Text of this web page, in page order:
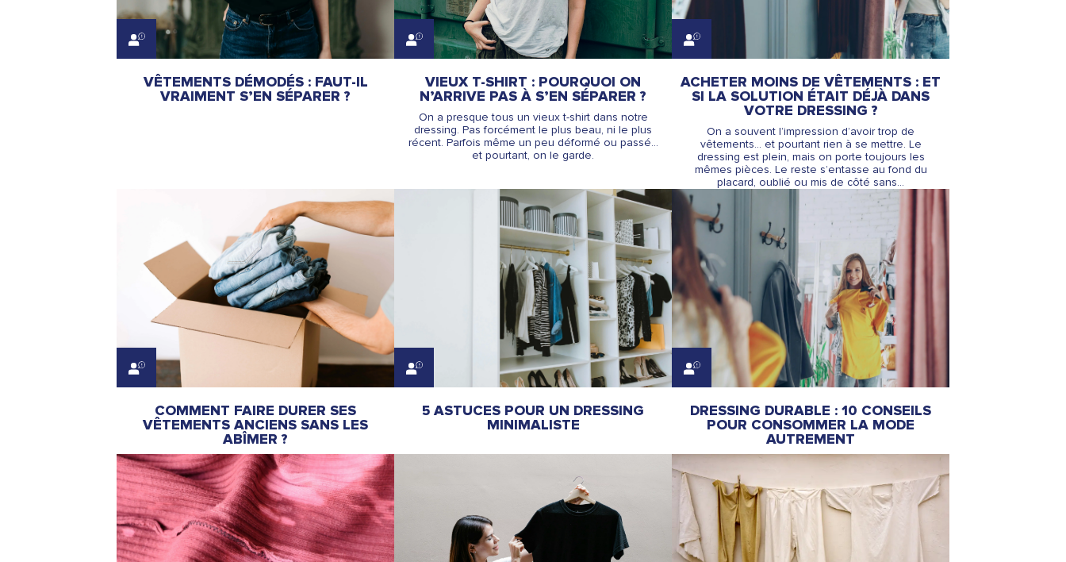
VÊTEMENTS DÉMODÉS : FAUT-IL
VRAIMENT S’EN SÉPARER ?
VIEUX T-SHIRT : POURQUOI ON
N’ARRIVE PAS À S’EN SÉPARER ?
On a presque tous un vieux t-shirt dans notre
dressing. Pas forcément le plus beau, ni le plus
récent. Parfois même un peu déformé ou passé…
et pourtant, on le garde.
ACHETER MOINS DE VÊTEMENTS : ET
SI LA SOLUTION ÉTAIT DÉJÀ DANS
VOTRE DRESSING ?
On a souvent l’impression d’avoir trop de
vêtements… et pourtant rien à se mettre. Le
dressing est plein, mais on porte toujours les
mêmes pièces. Le reste s’entasse au fond du
placard, oublié ou mis de côté sans...
COMMENT FAIRE DURER SES
VÊTEMENTS ANCIENS SANS LES
ABÎMER ?
5 ASTUCES POUR UN DRESSING
MINIMALISTE
DRESSING DURABLE : 10 CONSEILS
POUR CONSOMMER LA MODE
AUTREMENT